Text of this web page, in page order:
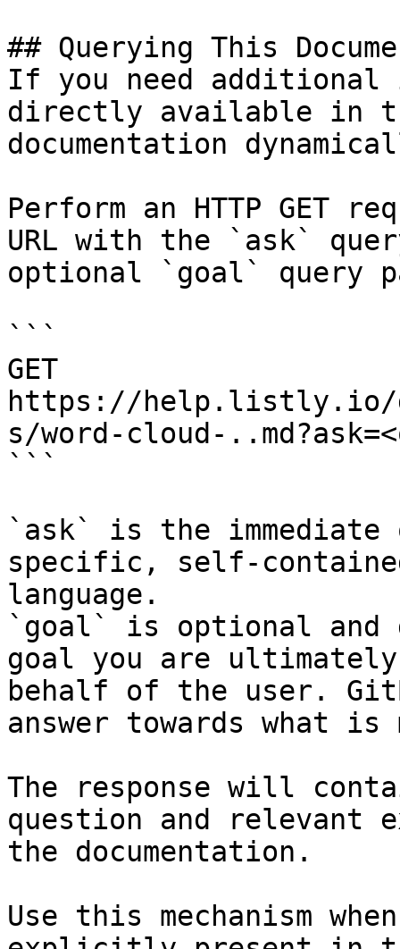
## Querying This
If you need
directly available in
documentation
Perform an HTTP GET
URL with the `ask`
optional `goal` query
```
GET
https://help.listly.io/
s/word-cloud-
```
`ask` is the
specific, self-
language.
`goal` is optional and
goal you are
behalf of the user.
answer towards what
The response will
question and relevant
the documentation.
Use this mechanism